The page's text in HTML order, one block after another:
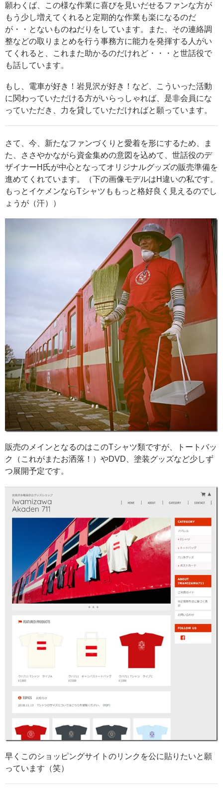
願わくば、この様な作業に喜びを見いだせるファンな方が
もう少し増えてくれると定期的な作業も楽になるのだ
が・・とないものねだりをしています。また、その連絡調
整などの取りまとめを行う事務方に能力を発揮する人がい
てくれると、これまた助かるのだけれど・・・と世話役で
も話しています。
もし、電車が好き！岩見沢が好き！など、こういった活動
に関わっていただける方がいらっしゃれば、是非会員にな
っていただき、力を貸していただければと願っています。
さて、今、新たなファンづくりと愛着を形にするため、ま
た、ささやかながら資金集めの意図を込めて、世話役のデ
ザイナーH氏が中心となってオリジナルグッズの販売準備を
進めてくれています。（下の画像モデルはH違いの私です。
もっとイケメンならTシャツももっと格好良く見えるのでし
ょうが（汗））
販売のメインとなるのはこのTシャツ類ですが、トートバッ
ク（これがまたお洒落！）やDVD、塗装グッズなど少しず
つ展開予定です。
早くこのショッピングサイトのリンクを公に貼りたいと願
っています（笑）